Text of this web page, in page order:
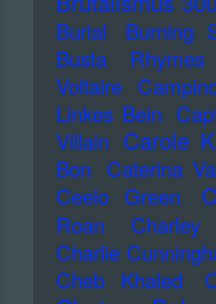
Burial Burning
Busta Rhymes
Voltaire
Linkes Bein
Villain Carole
Bon
Caterina
Ceelo Green
Roan
Charley
Charlie
Cheb Khaled